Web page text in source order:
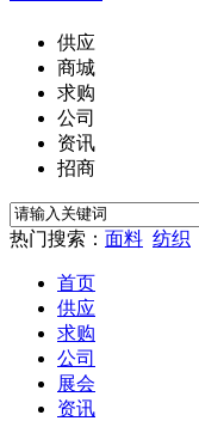
供应
商城
求购
公司
资讯
招商
热门搜索： 面料 纺织
首页
供应
求购
公司
展会
资讯